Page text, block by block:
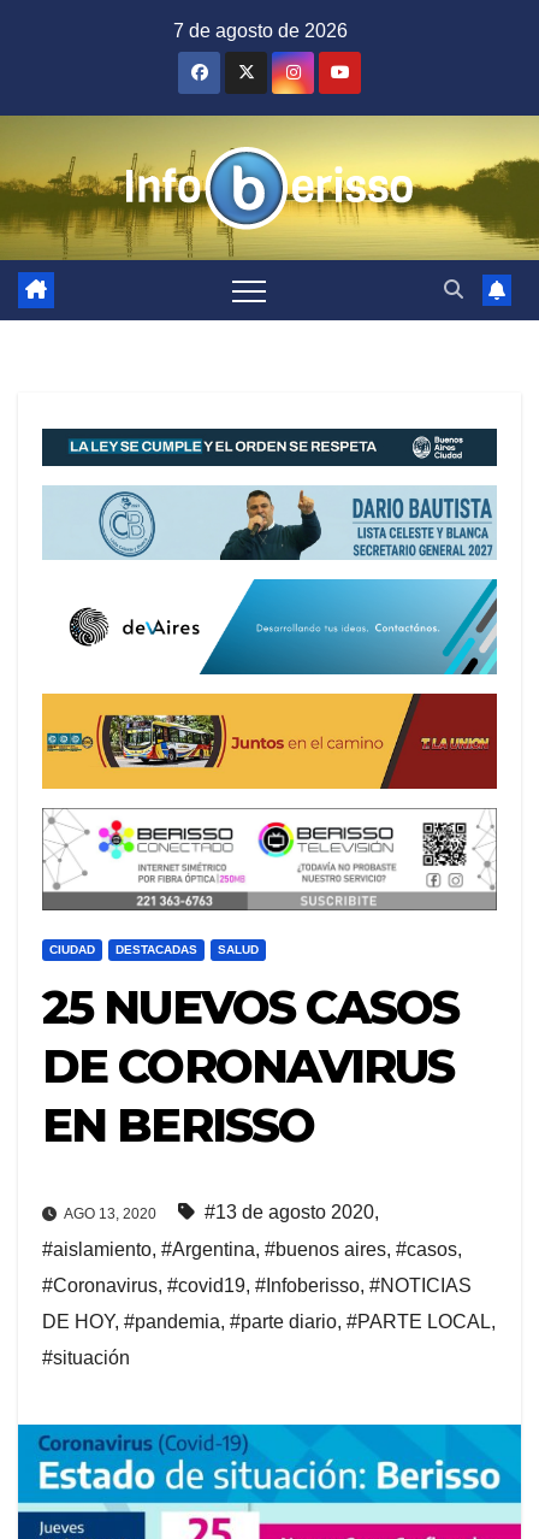
7 de agosto de 2026
CIUDAD DESTACADAS SALUD
25 NUEVOS CASOS
DE CORONAVIRUS
EN BERISSO
AGO 13, 2020 #13 de agosto 2020,
#aislamiento, #Argentina, #buenos aires, #casos,
#Coronavirus, #covid19, #Infoberisso, #NOTICIAS
DE HOY, #pandemia, #parte diario, #PARTE LOCAL,
#situación